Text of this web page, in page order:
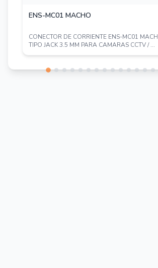
ENS-MC01 MACHO
CONECTOR DE CORRIENTE ENS-MC01
TIPO JACK 3.5 MM PARA CAMARAS CCTV / ...